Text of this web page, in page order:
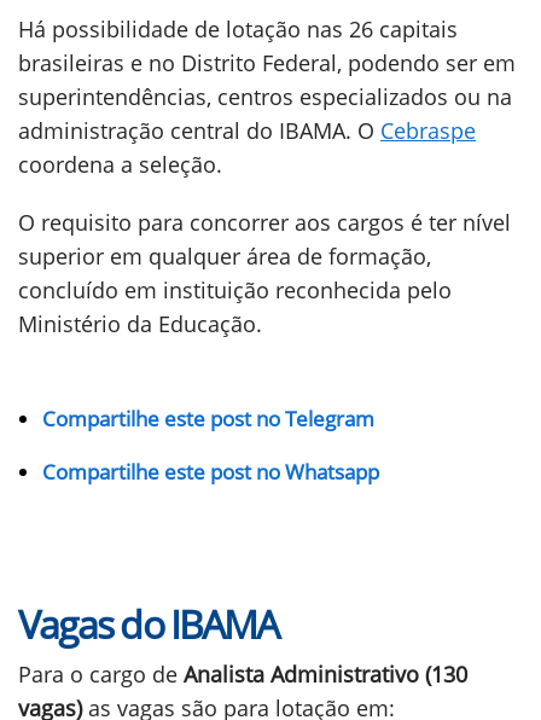
Há possibilidade de lotação nas 26 capitais
brasileiras e no Distrito Federal, podendo ser em
superintendências, centros especializados ou na
administração central do IBAMA. O Cebraspe
coordena a seleção.
O requisito para concorrer aos cargos é ter nível
superior em qualquer área de formação,
concluído em instituição reconhecida pelo
Ministério da Educação.
Compartilhe este post no Telegram
Compartilhe este post no Whatsapp
Vagas do IBAMA
Para o cargo de Analista Administrativo (130
vagas)as vagas são para lotação em: